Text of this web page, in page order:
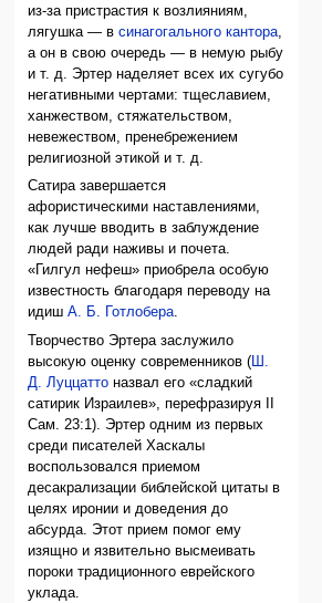
из-за пристрастия к возлияниям,
лягушка — всинагогального кантора,
а он в свою очередь — в немую рыбу
и т. д. Эртер наделяет всех их сугубо
негативными чертами: тщеславием,
ханжеством, стяжательством,
невежеством, пренебрежением
религиозной этикой и т. д.
Сатира завершается
афористическими наставлениями,
как лучше вводить в заблуждение
людей ради наживы и почета.
«Гилгул нефеш» приобрела особую
известность благодаря переводу на
идишА. Б. Готлобера.
Творчество Эртера заслужило
высокую оценку современников (
Д. Луццатто назвал его «сладкий
сатирик Израилев», перефразируя II
Сам. 23:1). Эртер одним из первых
среди писателей Хаскалы
воспользовался приемом
десакрализации библейской цитаты в
целях иронии и доведения до
абсурда. Этот прием помог ему
изящно и язвительно высмеивать
пороки традиционного еврейского
уклада.